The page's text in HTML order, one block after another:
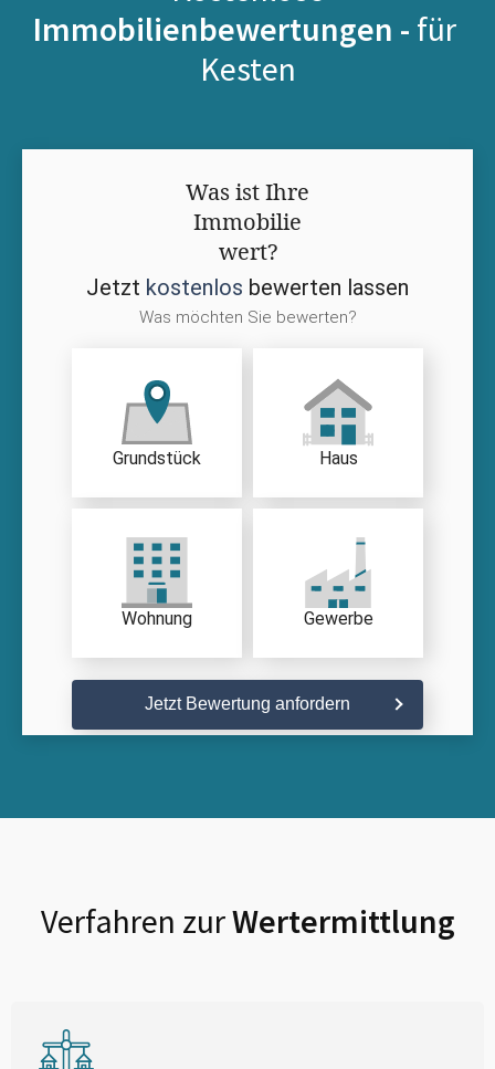
Immobilienbewertungen - für
Kesten
Was ist Ihre
Immobilie
wert?
Jetzt kostenlos bewerten lassen
Was möchten Sie bewerten?
Grundstück Haus
Wohnung Gewerbe
Jetzt Bewertung anfordern
Verfahren zurWertermittlung